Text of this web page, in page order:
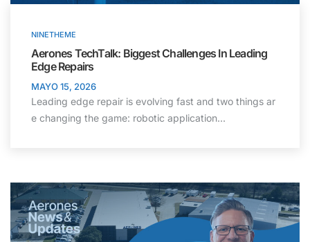
NINETHEME
Aerones TechTalk: Biggest Challenges In Leading
Edge Repairs
MAYO 15, 2026
Leading edge repair is evolving fast and two things ar
e changing the game: robotic application...